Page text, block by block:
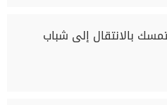
بالانتقال إلى شباب